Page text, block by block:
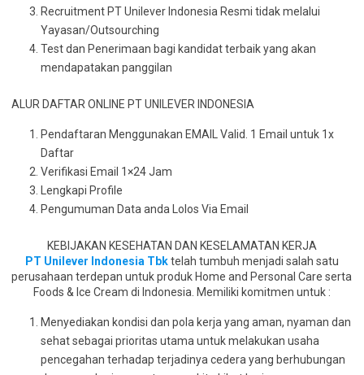
Recruitment PT Unilever Indonesia Resmi tidak melalui
Yayasan/Outsourching
Test dan Penerimaan bagi kandidat terbaik yang akan
mendapatakan panggilan
ALUR DAFTAR ONLINE PT UNILEVER INDONESIA
Pendaftaran Menggunakan EMAIL Valid. 1 Email untuk 1x
Daftar
Verifikasi Email 1×24 Jam
Lengkapi Profile
Pengumuman Data anda Lolos Via Email
KEBIJAKAN KESEHATAN DAN KESELAMATAN KERJA
PT Unilever Indonesia Tbktelah tumbuh menjadi salah satu
perusahaan terdepan untuk produk Home and Personal Care serta
Foods & Ice Cream di Indonesia. Memiliki komitmen untuk :
Menyediakan kondisi dan pola kerja yang aman, nyaman dan
sehat sebagai prioritas utama untuk melakukan usaha
pencegahan terhadap terjadinya cedera yang berhubungan